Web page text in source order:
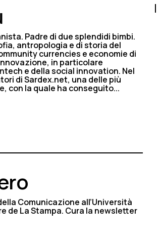
Padre di due splendidi bimbi.
antropologia e di storia del
currencies e economie di
in particolare
e della social innovation. Nel
di Sardex.net, una delle più
con la quale ha conseguito...
Comunicazione all’Università
de La Stampa. Cura la newsletter